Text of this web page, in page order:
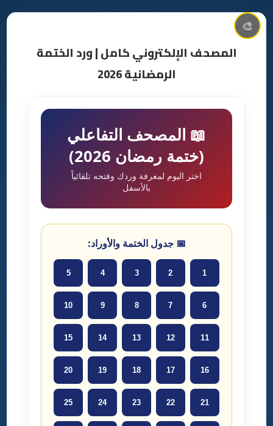
🎨
المصحف الإلكتروني كامل | ورد الختمة
الرمضانية 2026
📖 المصحف التفاعلي
(ختمة رمضان 2026)
اختر اليوم لمعرفة وردك وفتحه تلقائياً
بالأسفل
📅 جدول الختمة والأوراد:
1
2
3
4
5
6
7
8
9
10
11
12
13
14
15
16
17
18
19
20
21
22
23
24
25